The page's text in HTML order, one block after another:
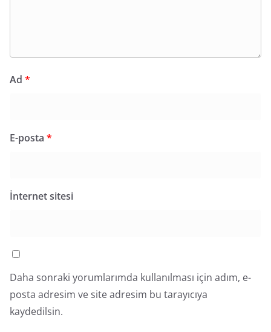
Ad *
E-posta *
İnternet sitesi
Daha sonraki yorumlarımda kullanılması için adım, e-
posta adresim ve site adresim bu tarayıcıya
kaydedilsin.